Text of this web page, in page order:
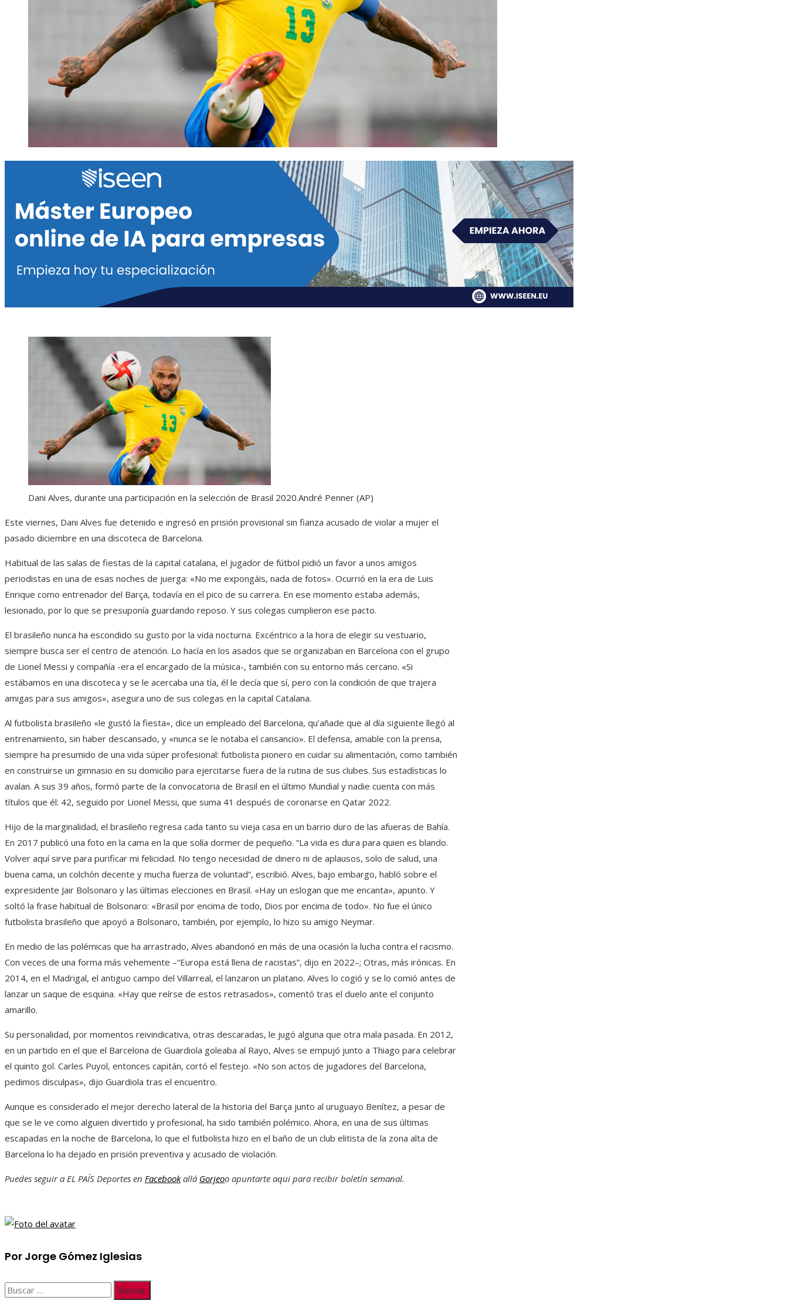
Dani Alves, durante una participación en la selección de Brasil 2020.André Penner (AP)
Este viernes, Dani Alves fue detenido e ingresó en prisión provisional sin fianza acusado de violar a mujer el
pasado diciembre en una discoteca de Barcelona.
Habitual de las salas de fiestas de la capital catalana, el jugador de fútbol pidió un favor a unos amigos
periodistas en una de esas noches de juerga: «No me expongáis, nada de fotos». Ocurrió en la era de Luis
Enrique como entrenador del Barça, todavía en el pico de su carrera. En ese momento estaba además,
lesionado, por lo que se presuponía guardando reposo. Y sus colegas cumplieron ese pacto.
El brasileño nunca ha escondido su gusto por la vida nocturna. Excéntrico a la hora de elegir su vestuario,
siempre busca ser el centro de atención. Lo hacía en los asados ​​​​que se organizaban en Barcelona con el grupo
de Lionel Messi y compañía -era el encargado de la música-, también con su entorno más cercano. «Si
estábamos en una discoteca y se le acercaba una tía, él le decía que sí, pero con la condición de que trajera
amigas para sus amigos», asegura uno de sus colegas en la capital Catalana.
Al futbolista brasileño «le gustó la fiesta», dice un empleado del Barcelona, ​​​​qu’añade que al día siguiente llegó al
entrenamiento, sin haber descansado, y «nunca se le notaba el cansancio». El defensa, amable con la prensa,
siempre ha presumido de una vida súper profesional: futbolista pionero en cuidar su alimentación, como también
en construirse un gimnasio en su domicilio para ejercitarse fuera de la rutina de sus clubes. Sus estadísticas lo
avalan. A sus 39 años, formó parte de la convocatoria de Brasil en el último Mundial y nadie cuenta con más
títulos que él: 42, seguido por Lionel Messi, que suma 41 después de coronarse en Qatar 2022.
Hijo de la marginalidad, el brasileño regresa cada tanto su vieja casa en un barrio duro de las afueras de Bahía.
En 2017 publicó una foto en la cama en la que solía dormer de pequeño. “La vida es dura para quien es blando.
Volver aquí sirve para purificar mi felicidad. No tengo necesidad de dinero ni de aplausos, solo de salud, una
buena cama, un colchón decente y mucha fuerza de voluntad”, escribió. Alves, bajo embargo, habló sobre el
expresidente Jair Bolsonaro y las últimas elecciones en Brasil. «Hay un eslogan que me encanta», apunto. Y
soltó la frase habitual de Bolsonaro: «Brasil por encima de todo, Dios por encima de todo». No fue el único
futbolista brasileño que apoyó a Bolsonaro, también, por ejemplo, lo hizo su amigo Neymar.
En medio de las polémicas que ha arrastrado, Alves abandonó en más de una ocasión la lucha contra el racismo.
Con veces de una forma más vehemente –“Europa está llena de racistas”, dijo en 2022–; Otras, más irónicas. En
2014, en el Madrigal, el antiguo campo del Villarreal, el lanzaron un platano. Alves lo cogió y se lo comió antes de
lanzar un saque de esquina. «Hay que reírse de estos retrasados», comentó tras el duelo ante el conjunto
amarillo.
Su personalidad, por momentos reivindicativa, otras descaradas, le jugó alguna que otra mala pasada. En 2012,
en un partido en el que el Barcelona de Guardiola goleaba al Rayo, Alves se empujó junto a Thiago para celebrar
el quinto gol. Carles Puyol, entonces capitán, cortó el festejo. «No son actos de jugadores del Barcelona, ​​
pedimos disculpas», dijo Guardiola tras el encuentro.
Aunque es considerado el mejor derecho lateral de la historia del Barça junto al uruguayo Benítez, a pesar de
que se le ve como alguien divertido y profesional, ha sido también polémico. Ahora, en una de sus últimas
escapadas en la noche de Barcelona, ​​lo que el futbolista hizo en el baño de un club elitista de la zona alta de
Barcelona lo ha dejado en prisión preventiva y acusado de violación.
Puedes seguir a EL PAÍS Deportes en Facebookallá Gorjeoo apuntarte aqui para recibirboletín semanal.
Por Jorge Gómez Iglesias
Buscar: